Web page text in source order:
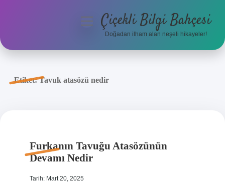
Anasayfa
menüyüÇiçekli Bilgi Bahçesi
Doğadan ilham alan neşeli hikayeler!
Etiket:Tavuk atasözü nedir
Furkanın Tavuğu Atasözünün
Devamı Nedir
Tarih: Mart 20, 2025